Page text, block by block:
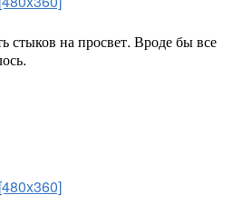
стыков на просвет. Вроде бы все
[480x360]